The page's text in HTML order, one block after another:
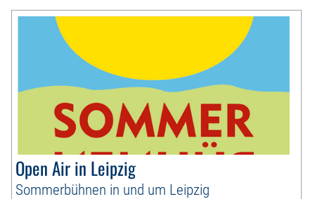
Open Air in Leipzig
Sommerbühnen in und um Leipzig